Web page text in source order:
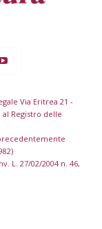
Via Eritrea 21 -
Registro delle
L. 27/02/2004 n. 46,